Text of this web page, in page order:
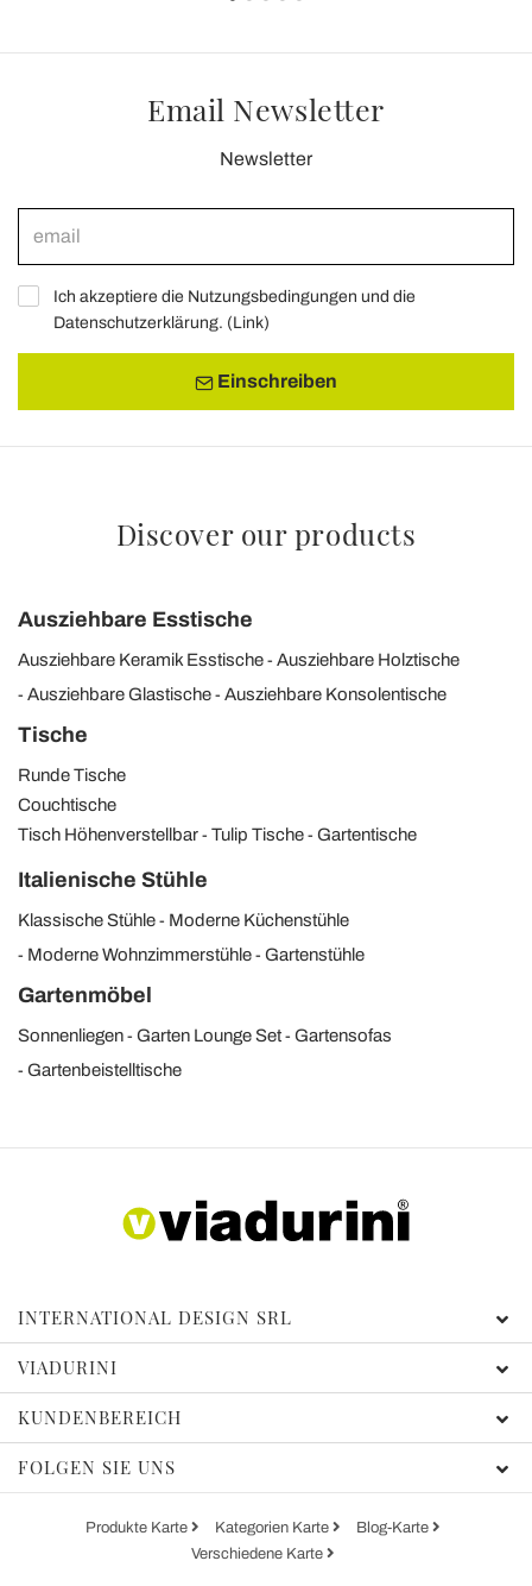
Email Newsletter
Newsletter
Ich akzeptiere die Nutzungsbedingungen und die
Datenschutzerklärung. (Link)
Einschreiben
Discover our products
Ausziehbare Esstische
Ausziehbare Keramik Esstische
Ausziehbare Holztische
Ausziehbare Glastische
Ausziehbare Konsolentische
Tische
Runde Tische
Couchtische
Tisch Höhenverstellbar
Tulip Tische Gartentische
Italienische Stühle
Klassische Stühle
Moderne Küchenstühle
Moderne Wohnzimmerstühle
Gartenstühle
Gartenmöbel
Sonnenliegen Garten Lounge Set
Gartensofas
Gartenbeistelltische
INTERNATIONAL DESIGN SRL
VIADURINI
KUNDENBEREICH
FOLGEN SIE UNS
Produkte Karte Kategorien Karte
Blog-Karte
Verschiedene Karte